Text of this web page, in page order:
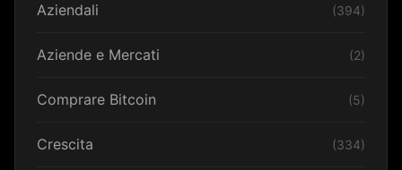
Aziendali (394)
Aziende e Mercati (2)
Comprare Bitcoin (5)
Crescita (334)